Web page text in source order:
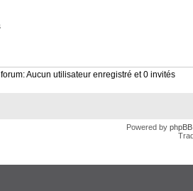
Aucun utilisateur enregistré et 0 invités
Powered by phpBB